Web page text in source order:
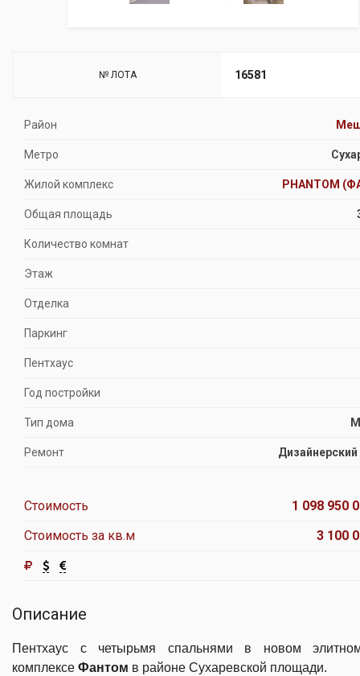
№ ЛОТА 16581
Район
Метро
Жилой комплекс PHANTOM
Общая площадь
Количество комнат
Этаж
Отделка
Паркинг
Пентхаус
Год постройки
Тип дома
Ремонт
Стоимость
1 098 950
Стоимость за кв.м
3 100
Описание
Пентхаус с четырьмя спальнями в новом
комплексе Фантом в районе Сухаревской площади.